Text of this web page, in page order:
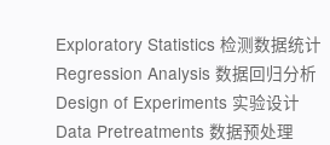
Exploratory Statistics 检测数据统计
Regression Analysis 数据回归分析
Design of Experiments 实验设计
Data Pretreatments 数据预处理